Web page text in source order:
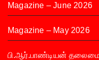
Magazine – June 2026
Magazine – May 2026
பி.ஆர்.பாண்டியன்